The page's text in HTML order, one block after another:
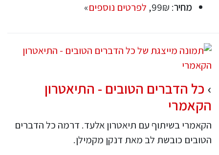
מחיר: 99₪, לפרטים נוספים»
כל הדברים הטובים - התיאטרון
הקאמרי
הקאמרי בשיתוף עם תיאטרון אלעד. דרמה כל הדברים
הטובים כובשת לב מאת דנקן מקמילן.